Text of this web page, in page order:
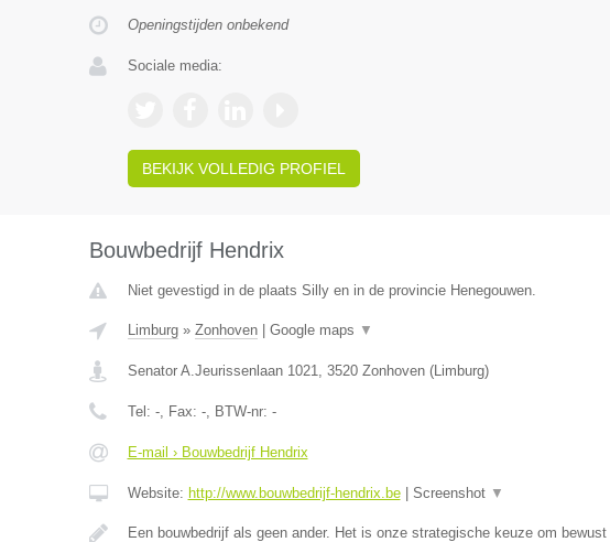
Openingstijden onbekend
Sociale media:
BEKIJK VOLLEDIG PROFIEL
Bouwbedrijf Hendrix
Niet gevestigd in de plaats Silly en in de provincie Henegouwen.
Limburg» Zonhoven| Google maps ▼
Senator A.Jeurissenlaan 1021, 3520 Zonhoven(Limburg)
Tel: -, Fax: -, BTW-nr: -
E-mail › Bouwbedrijf Hendrix
Website: http://www.bouwbedrijf-hendrix.be| Screenshot ▼
Een bouwbedrijf als geen ander. Het is onze strategische keuze om bewust